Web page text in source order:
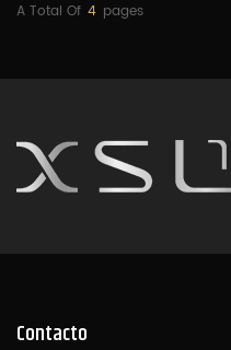
A Total Of 4 Pages
Contacto